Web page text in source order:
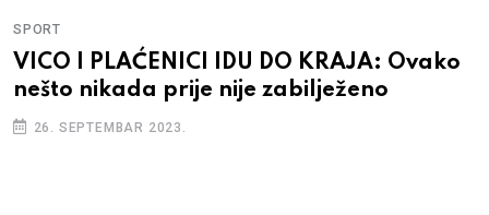
SPORT
VICO I PLAĆENICI IDU DO KRAJA: Ovako
nešto nikada prije nije zabilježeno
26. SEPTEMBAR 2023.